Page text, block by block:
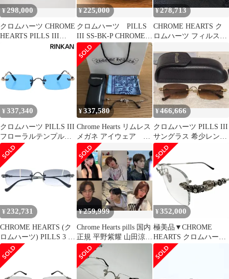
¥298,000
クロムハーツ CHROME
HEARTS PILLS III
MATTE BLACK 18K
ガネ サングラス
¥225,000
クロムハーツ PILLS
III SS-BK-P CHROME
HEARTS
¥278,713
CHROME HEARTS ク
ロムハーツ フィルス
ネ ブラック/GOLD
¥ 337,340
クロムハーツ PILLS III
フローラルテンプルリ
ムレスサングラス メン
ズ 55□20-144
¥337,580
Chrome Hearts リムレス
メガネ アイウェア
pillsⅢ
¥466,666
クロムハーツ PILLS III
サングラス 希少レンズ
カラー 新品未使用
¥ 232,731
CHROME HEARTS (ク
ロムハーツ) PILLS 3 ピ
ルス フローラルテンプ
ル スクエアフレーム サ
ングラス メガネ ブラッ
¥259,999
Chrome Hearts pills 国内
正規 平野紫耀 山田涼介
シルバー
¥ 352,000
極美品▼CHROME
HEARTS クロムハーツ
PILLS 3 925 ツーポイ
ント リムレス フローラ
ル スクエア型 メガネ